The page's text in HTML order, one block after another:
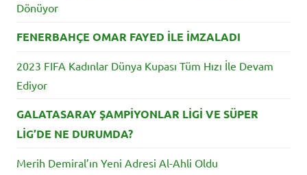
Dönüyor
FENERBAHÇE OMAR FAYED İLE İMZALADI
2023 FIFA Kadınlar Dünya Kupası Tüm Hızı İle Devam
Ediyor
GALATASARAY ŞAMPİYONLAR LİGİ VE SÜPER
LİG’DE NE DURUMDA?
Merih Demiral’ın Yeni Adresi Al-Ahli Oldu